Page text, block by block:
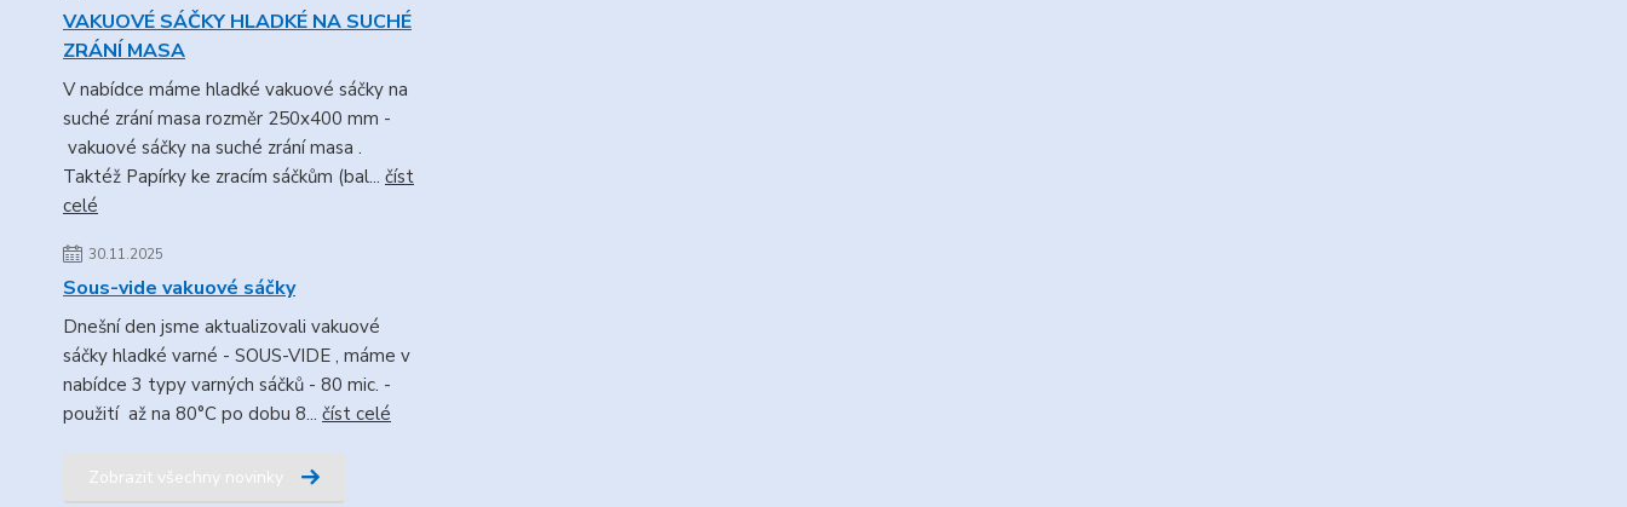
VAKUOVÉ SÁČKY HLADKÉ NA SUCHÉ
ZRÁNÍ MASA
V nabídce máme hladké vakuové sáčky na
suché zrání masa rozměr 250x400 mm -
vakuové sáčky na suché zrání masa .
Taktéž Papírky ke zracím sáčkům (bal... číst
celé
30.11.2025
Sous-vide vakuové sáčky
Dnešní den jsme aktualizovali vakuové
sáčky hladké varné - SOUS-VIDE , máme v
nabídce 3 typy varných sáčků - 80 mic. -
použití až na 80°C po dobu 8... číst celé
Zobrazit všechny novinky